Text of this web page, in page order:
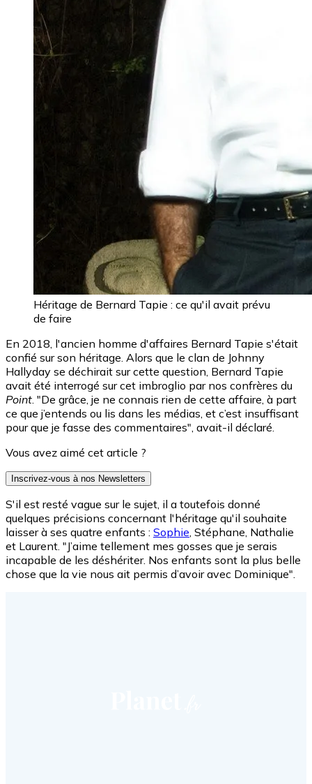
Héritage de Bernard Tapie : ce qu'il avait prévu
de faire
En 2018, l'ancien homme d'affaires Bernard Tapie s'était
confié sur son héritage. Alors que le clan de Johnny
Hallyday se déchirait sur cette question, Bernard Tapie
avait été interrogé sur cet imbroglio par nos confrères du
Point. "De grâce, je ne connais rien de cette affaire, à part
ce que j’entends ou lis dans les médias, et c’est insuffisant
pour que je fasse des commentaires", avait-il déclaré.
Vous avez aimé cet article ?
Inscrivez-vous à nos Newsletters
S'il est resté vague sur le sujet, il a toutefois donné
quelques précisions concernant l'héritage qu'il souhaite
laisser à ses quatre enfants : Sophie, Stéphane, Nathalie
et Laurent. "J’aime tellement mes gosses que je serais
incapable de les déshériter. Nos enfants sont la plus belle
chose que la vie nous ait permis d’avoir avec Dominique".